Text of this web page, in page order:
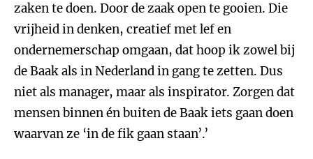
zaken te doen. Door de zaak open te gooien. Die
vrijheid in denken, creatief met lef en
ondernemerschap omgaan, dat hoop ik zowel bij
de Baak als in Nederland in gang te zetten. Dus
niet als manager, maar als inspirator. Zorgen dat
mensen binnen én buiten de Baak iets gaan doen
waarvan ze ‘in de fik gaan staan’.’